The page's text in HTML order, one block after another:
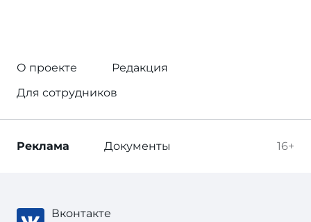
О проекте
Редакция
Для сотрудников
16+
Реклама Документы
Вконтакте